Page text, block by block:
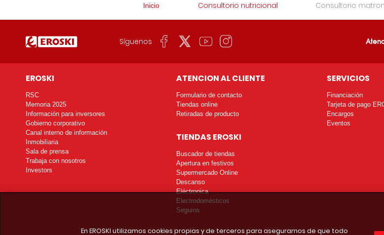
Inicio Consultorio nutricional Consultorio
Síguenos
EROSKI
RSC
Memoria 2025
Información para inversores
Gobierno corporativo
Canal interno de información
Inmobiliaria
Sala de prensa
Trabaja con nosotros
Investors
ATENCION AL CLIENTE
Formulario de contacto
Tiendas online
Retiradas de producto
TIENDAS EROSKI
Buscador de tiendas
Apertura en festivos
Supermercado Online
Descanso
Eléctronica
Electrodomésticos
Seguros
SERVICIOS
Financiación
Tarjeta de pago
Encargos
Eventos
En EROSKI utilizamos cookies propias y de terceros para asegurarnos de que todo